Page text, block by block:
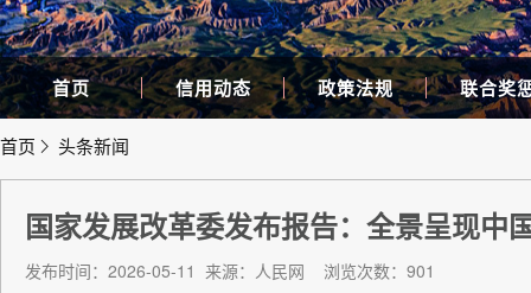
首页 信用动态 政策法规 联合奖
首页 头条新闻
国家发展改革委发布报告：全景呈现中
发布时间：2026-05-11 来源：人民网 浏览次数：901